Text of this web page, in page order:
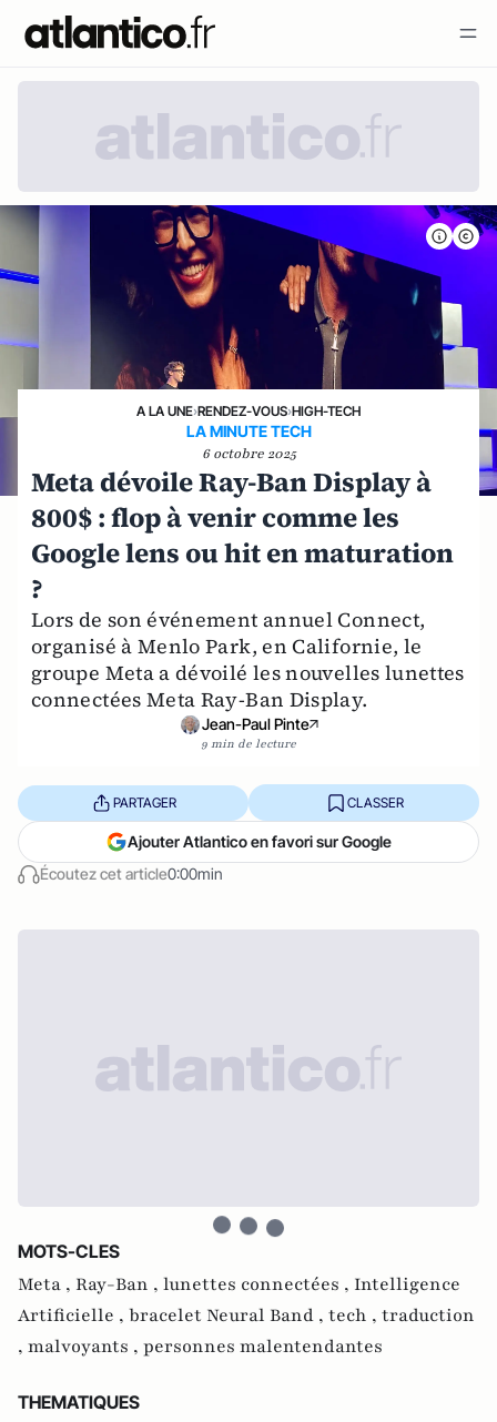
A LA UNE›RENDEZ-VOUS›HIGH-TECH
LA MINUTE TECH
6 octobre 2025
Meta dévoile Ray-Ban Display à
800$ : flop à venir comme les
Google lens ou hit en maturation
?
Lors de son événement annuel Connect,
organisé à Menlo Park, en Californie, le
groupe Meta a dévoilé les nouvelles lunettes
connectées Meta Ray-Ban Display.
Jean-Paul Pinte
9 min de lecture
Écoutez cet article0:00min
PARTAGER CLASSER
Ajouter Atlantico en favori sur Google
MOTS-CLES
Meta , Ray-Ban , lunettes connectées , Intelligence
Artificielle , bracelet Neural Band , tech , traduction
, malvoyants , personnes malentendantes
THEMATIQUES